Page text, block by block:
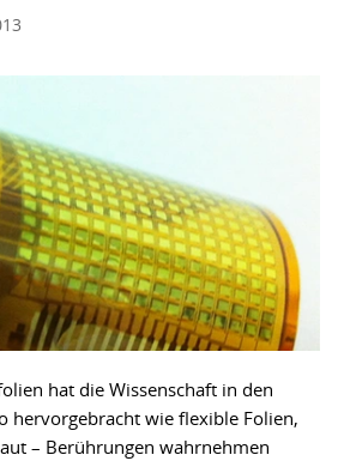
hat die Wissenschaft in den
hervorgebracht wie flexible Folien,
– Berührungen wahrnehmen